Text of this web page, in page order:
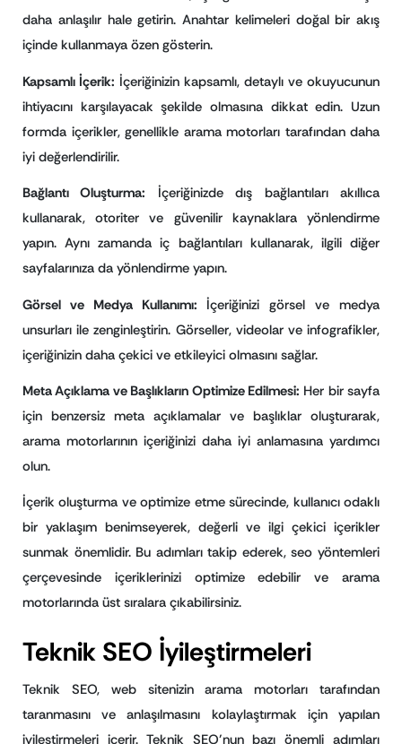
daha anlaşılır hale getirin. Anahtar kelimeleri doğal bir akış
içinde kullanmaya özen gösterin.
Kapsamlı İçerik: İçeriğinizin kapsamlı, detaylı ve okuyucunun
ihtiyacını karşılayacak şekilde olmasına dikkat edin. Uzun
formda içerikler, genellikle arama motorları tarafından daha
iyi değerlendirilir.
Bağlantı Oluşturma: İçeriğinizde dış bağlantıları akıllıca
kullanarak, otoriter ve güvenilir kaynaklara yönlendirme
yapın. Aynı zamanda iç bağlantıları kullanarak, ilgili diğer
sayfalarınıza da yönlendirme yapın.
Görsel ve Medya Kullanımı: İçeriğinizi görsel ve medya
unsurları ile zenginleştirin. Görseller, videolar ve infografikler,
içeriğinizin daha çekici ve etkileyici olmasını sağlar.
Meta Açıklama ve Başlıkların Optimize Edilmesi: Her bir sayfa
için benzersiz meta açıklamalar ve başlıklar oluşturarak,
arama motorlarının içeriğinizi daha iyi anlamasına yardımcı
olun.
İçerik oluşturma ve optimize etme sürecinde, kullanıcı odaklı
bir yaklaşım benimseyerek, değerli ve ilgi çekici içerikler
sunmak önemlidir. Bu adımları takip ederek, seo yöntemleri
çerçevesinde içeriklerinizi optimize edebilir ve arama
motorlarında üst sıralara çıkabilirsiniz.
Teknik SEO İyileştirmeleri
Teknik SEO, web sitenizin arama motorları tarafından
taranmasını ve anlaşılmasını kolaylaştırmak için yapılan
iyileştirmeleri içerir. Teknik SEO’nun bazı önemli adımları